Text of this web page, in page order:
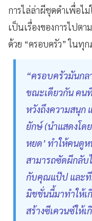
การไล่ล่าผีชุดดำเพื่อไ
เป็นเรื่องของการไปต
ด้วย “ครอบครัว” ในทุก
“ครอบครัวมันก
ขณะเดียวกัน คน
หวังถึงความสนุก
ยักษ์ (นำแสดงโด
หยด’ ทำให้คนดู
สามารถซัดผีกลับ
กับคุณแป๊ป และที
มิชชั่นนี้มาทำให้เ
สร้างซีเควนซ์ให้